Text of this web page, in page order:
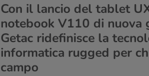
Con il lancio del tablet
notebook V110 di nuova
Getac ridefinisce la
informatica rugged per
campo